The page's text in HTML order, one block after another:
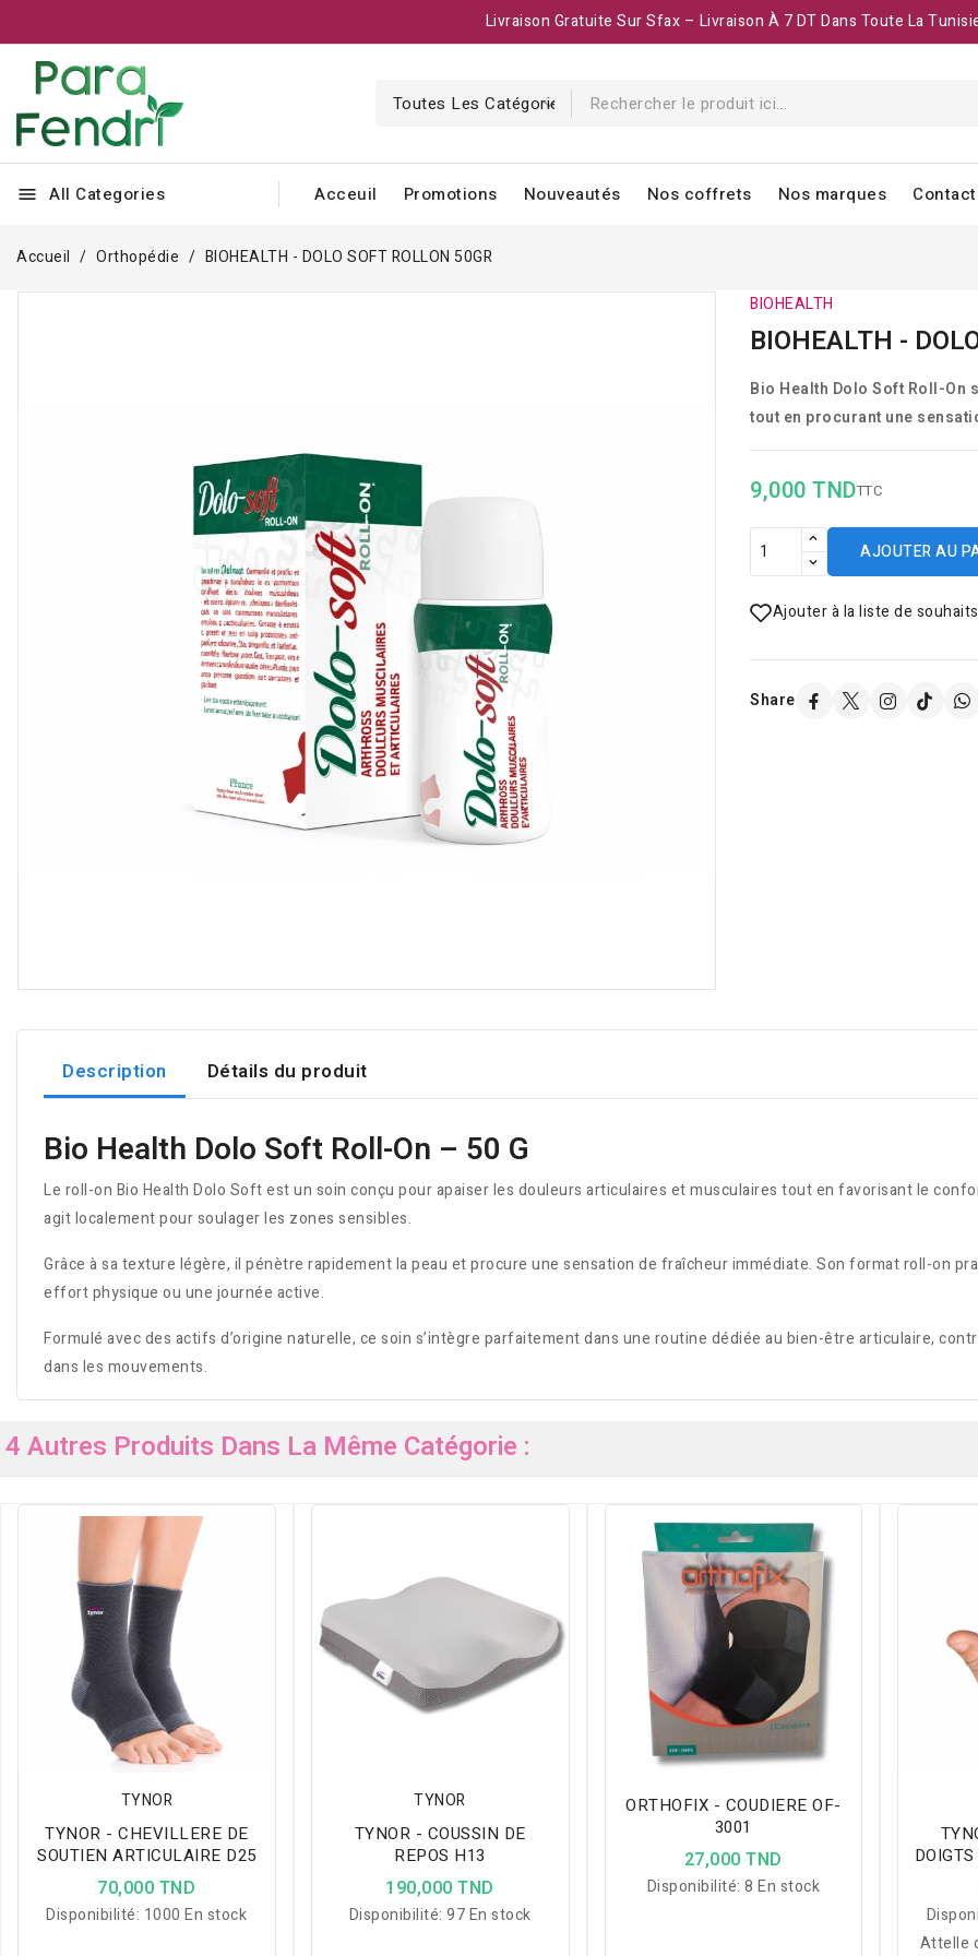
Livraison Gratuite Sur Sfax – Livraison À 7 DT Dans Toute La
menu All Categories Acceuil Promotions Nouveautés Nos coffrets Nos marques
Accueil Orthopédie BIOHEALTH - DOLO SOFT ROLLON 50GR
BIOHEALTH
BIOHEALTH -
Bio Health Dolo Soft Roll-
tout en procurant une
9,000 TNDTTC
AJOUTER AU
Ajouter à la liste de souhaits
Share
Description Détails du produit
Bio Health Dolo Soft Roll-On – 50 G
Le roll-on Bio Health Dolo Soft est un soin conçu pour apaiser les douleurs articulaires et musculaires tout en favorisant le
agit localement pour soulager les zones sensibles.
Grâce à sa texture légère, il pénètre rapidement la peau et procure une sensation de fraîcheur immédiate. Son format roll-on
effort physique ou une journée active.
Formulé avec des actifs d’origine naturelle, ce soin s’intègre parfaitement dans une routine dédiée au bien-être articulaire,
dans les mouvements.
4 Autres Produits Dans La Même Catégorie :
TYNOR
TYNOR - CHEVILLERE DE
SOUTIEN ARTICULAIRE D25
70,000 TND
Disponibilité: 1000 En stock
TYNOR
TYNOR - COUSSIN DE
REPOS H13
190,000 TND
Disponibilité:97 En stock
ORTHOFIX - COUDIERE OF-
3001
27,000 TND
Disponibilité:8 En stock
Attelle